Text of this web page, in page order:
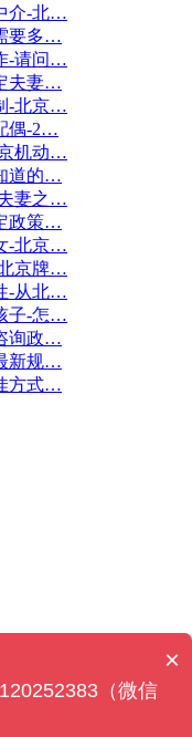
介-北…
要多…
-请问…
夫妻…
-北京…
偶-2…
机动…
道的…
妻之…
政策…
-北京…
京牌…
-从北…
子-怎…
询政…
新规…
方式…
Inc.
×
（微信